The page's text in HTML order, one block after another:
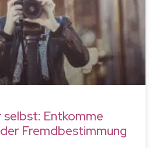
selbst: Entkomme
Fremdbestimmung